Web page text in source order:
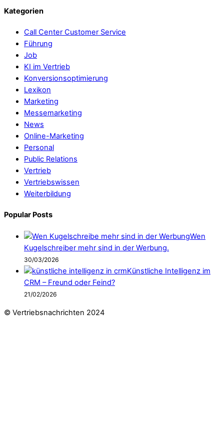
Kategorien
Call Center Customer Service
Führung
Job
KI im Vertrieb
Konversionsoptimierung
Lexikon
Marketing
Messemarketing
News
Online-Marketing
Personal
Public Relations
Vertrieb
Vertriebswissen
Weiterbildung
Popular Posts
Wen
Kugelschreiber mehr sind in der Werbung.
30/03/2026
Künstliche Intelligenz im
CRM – Freund oder Feind?
21/02/2026
© Vertriebsnachrichten 2024